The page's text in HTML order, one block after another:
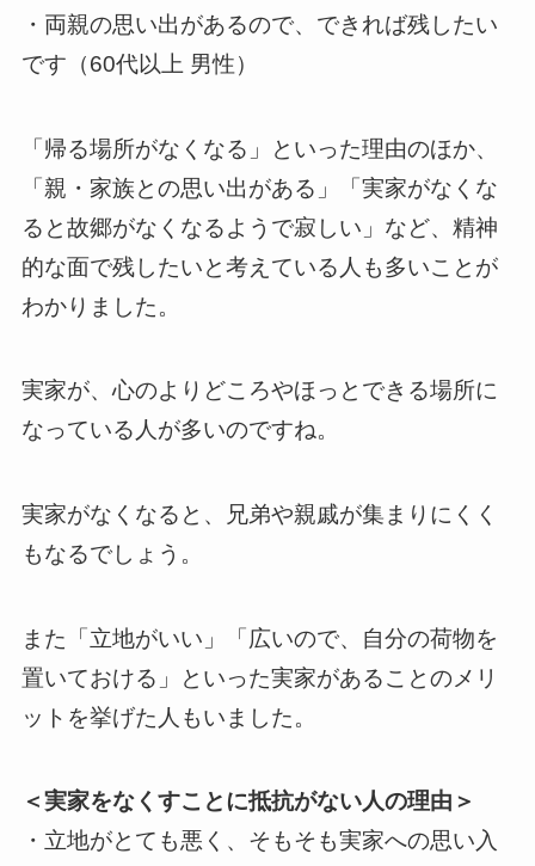
・両親の思い出があるので、できれば残したい
です（60代以上 男性）
「帰る場所がなくなる」といった理由のほか、
「親・家族との思い出がある」「実家がなくな
ると故郷がなくなるようで寂しい」など、精神
的な面で残したいと考えている人も多いことが
わかりました。
実家が、心のよりどころやほっとできる場所に
なっている人が多いのですね。
実家がなくなると、兄弟や親戚が集まりにくく
もなるでしょう。
また「立地がいい」「広いので、自分の荷物を
置いておける」といった実家があることのメリ
ットを挙げた人もいました。
＜実家をなくすことに抵抗がない人の理由＞
・立地がとても悪く、そもそも実家への思い入